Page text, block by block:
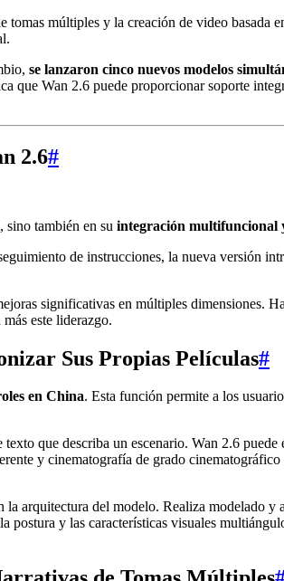
múltiples y la creación de video basada
se lanzaron cinco nuevos modelos
que Wan 2.6 puede proporcionar soporte
2.6#
sino también en su integración multifuncional
de instrucciones, la nueva versión
significativas en múltiples dimensiones.
este liderazgo.
Sus Propias Películas#
en China. Esta función permite a los
que describa un escenario. Wan 2.6
y cinematografía de grado
arquitectura del modelo. Realiza modelado
postura y las características visuales